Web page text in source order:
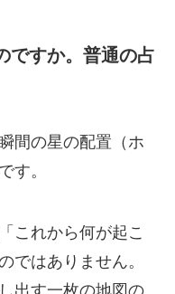
ですか。普通の占
間の星の配置（ホ
す。
これから何が起こ
ではありません。
出す一枚の地図の